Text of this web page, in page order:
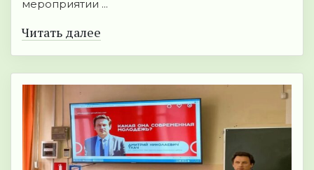
мероприятии ...
Читать далее